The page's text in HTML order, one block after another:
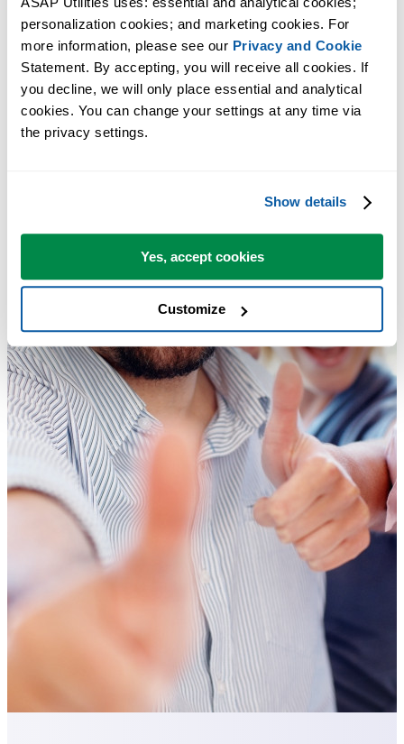
personalization cookies; and marketing cookies. For
more information, please see our Privacy and Cookie
Statement. By accepting, you will receive all cookies. If
you decline, we will only place essential and analytical
cookies. You can change your settings at any time via
the privacy settings.
Show details
Yes, accept cookies
Customize